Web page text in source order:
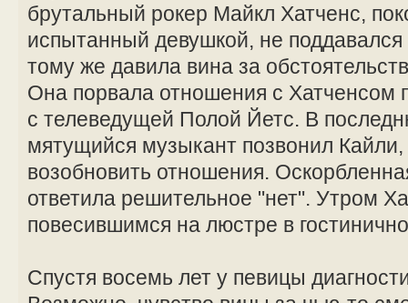
брутальный рокер Майкл Хатченс,
испытанный девушкой, не
тому же давила вина за
Она порвала отношения с Хатченсом
с телеведущей Полой Йетс. В
мятущийся музыкант позвонил Кайли,
возобновить отношения.
ответила решительное "нет". Утром
повесившимся на люстре в
Спустя восемь лет у певицы